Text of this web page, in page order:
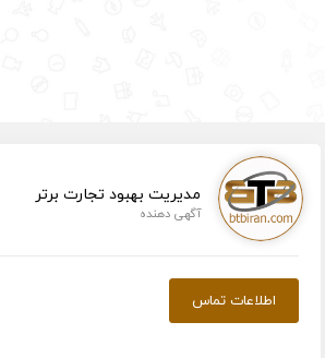
مدیریت بهبود تجارت برتر
آگهی دهنده
اطلاعات تماس